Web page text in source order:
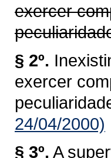
exercer
§ 2º.
exercer
24/04/2000)
§ 3º. A